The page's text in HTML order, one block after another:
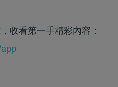
收看第一手精彩內容：